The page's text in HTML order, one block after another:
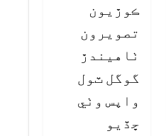
ڪوڙيون
تصويرون
ٺاهيندڙ
گوگل ٽول
واپس وٺي
ڇڏيو